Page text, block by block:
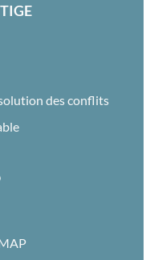
des conflits